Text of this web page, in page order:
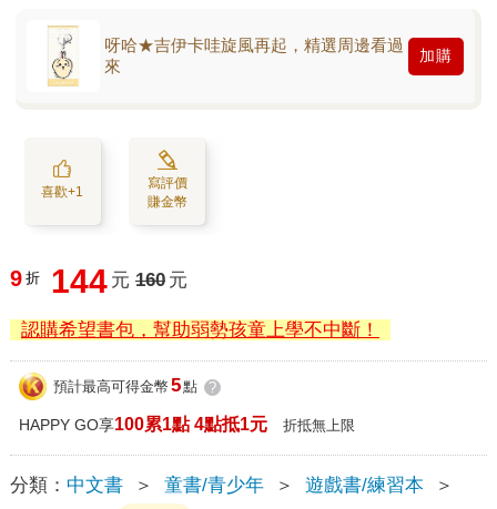
呀哈★吉伊卡哇旋風再起，精選周邊看過
來
加購
喜歡+1
寫評價
賺金幣
9 折 144 元 160 元
認購希望書包，幫助弱勢孩童上學不中斷！
預計最高可得金幣 5點 ?
HAPPY GO享100累1點 4點抵1元 折抵無上限
分類： 中文書 ＞ 童書/青少年 ＞ 遊戲書/練習本
＞